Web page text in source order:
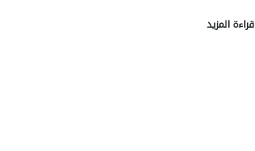
قراءة المزيد